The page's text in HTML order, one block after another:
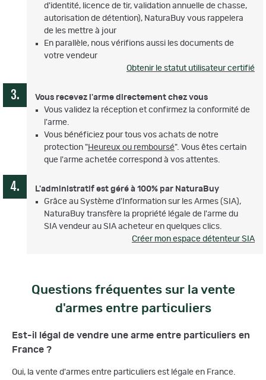
d'identité, licence de tir, validation annuelle de chasse,
autorisation de détention), NaturaBuy vous rappelera
de les mettre à jour
En parallèle, nous vérifions aussi les documents de
votre vendeur
Obtenir le statut utilisateur certifié
Vous recevez l'arme directement chez vous
Vous validez la réception et confirmez la conformité de
l'arme.
Vous bénéficiez pour tous vos achats de notre
protection "Heureux ou remboursé". Vous êtes certain
que l'arme achetée correspond à vos attentes.
L'administratif est géré à 100% par NaturaBuy
Grâce au Système d'Information sur les Armes (SIA),
NaturaBuy transfère la propriété légale de l'arme du
SIA vendeur au SIA acheteur en quelques clics.
Créer mon espace détenteur SIA
Questions fréquentes sur la vente
d'armes entre particuliers
Est-il légal de vendre une arme entre particuliers en
France ?
Oui, la vente d'armes entre particuliers est légale en France.